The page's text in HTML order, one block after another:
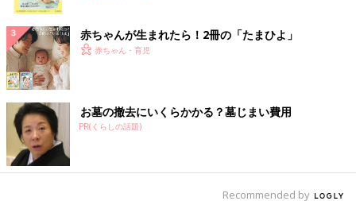
出典：Instagramアカウント「ohanatan1216」
おはなちゃんさんは、Sorayu（ソラーユ）のリアチャイルドシ
赤ちゃんが生まれたら！2冊の「たまひよ」
赤ちゃん・育児
お墓の撤去にいくらかかる？墓じまい費用
PR(くらしの話題)
Recommended by